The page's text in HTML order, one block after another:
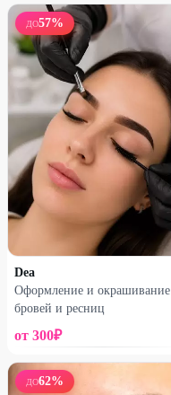
ДО57%
Dea
Оформление и окрашивание
бровей и ресниц
от 300₽
ДО62%